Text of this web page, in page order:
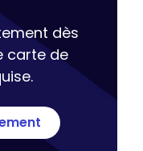
dès
carte de